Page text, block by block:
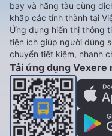
bay và hãng tàu cùng
khắp các tỉnh thành tại
Ứng dụng hiển thị thông
tiện ích giúp người dùng
chuyển tiết kiệm, nhanh
Tải ứng dụng Vexere